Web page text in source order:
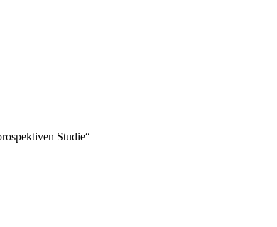
Studie“